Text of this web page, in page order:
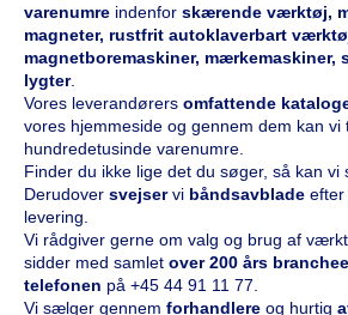
varenumre indenfor skærende værktøj,
magneter, rustfrit autoklaverbart
magnetboremaskiner, mærkemaskiner,
lygter.
Vores leverandørers omfattende
vores hjemmeside og gennem dem kan vi
hundredetusinde varenumre.
Finder du ikke lige det du søger, så kan vi
Derudover svejservi båndsavblade efter
levering.
Vi rådgiver gerne om valg og brug af
sidder med samlet over 200 års
telefonen på +45 44 91 11 77
Vi sælger gennem forhandlere og hurtig